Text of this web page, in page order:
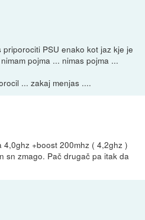
PSU enako kot jaz kje je
pojma ... nimas pojma ...
... zakaj menjas ....
4,0ghz +boost 200mhz ( 4,2ghz )
sn zmago. Pač drugač pa itak da